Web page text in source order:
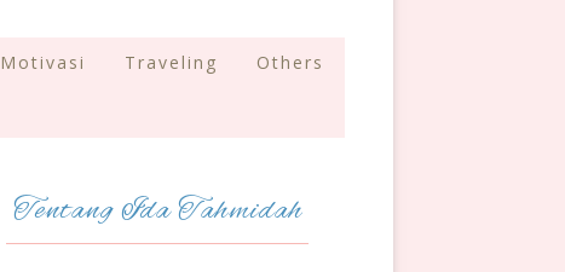
Motivasi Traveling Others
Tentang Ida Tahmidah